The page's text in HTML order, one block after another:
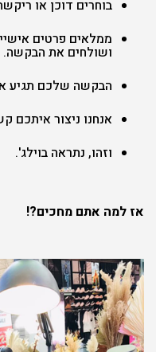
בוחרים דוכן או
ממלאים פרטים
ושולחים את הבקשה.
הבקשה שלכם תגיע
אנחנו ניצור איתכם
וזהו, נתראה בוילג'.
אז למה אתם מחכים?!